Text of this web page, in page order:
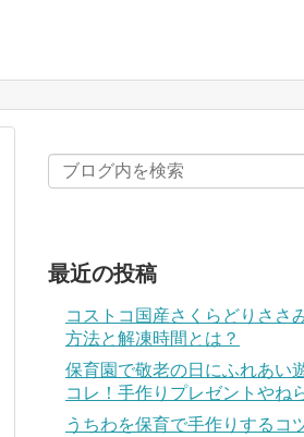
最近の投稿
コストコ国産さくらどりささ
方法と解凍時間とは？
保育園で敬老の日にふれあい
コレ！手作りプレゼントやね
うちわを保育で手作りするコ